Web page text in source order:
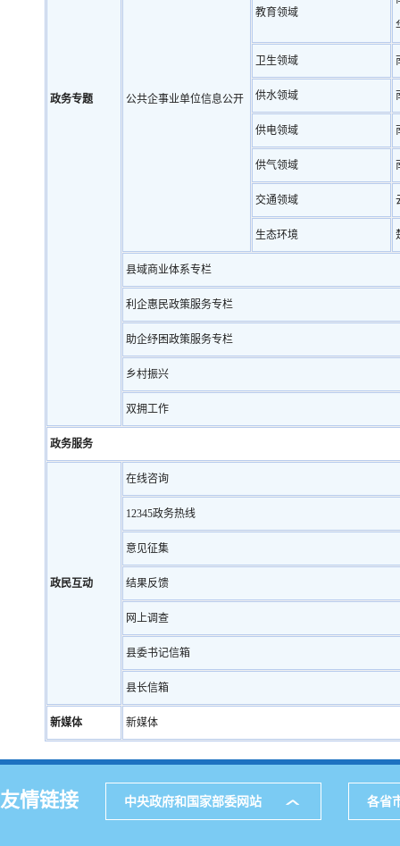
政务专题 公共企事业单位信息公开
教育领域
卫生领域
供水领域
供电领域
供气领域
交通领域
生态环境
县域商业体系专栏
利企惠民政策服务专栏
助企纾困政策服务专栏
乡村振兴
双拥工作
政务服务
政民互动
在线咨询
12345政务热线
意见征集
结果反馈
网上调查
县委书记信箱
县长信箱
新媒体 新媒体
友情链接 中央政府和国家部委网站 各省